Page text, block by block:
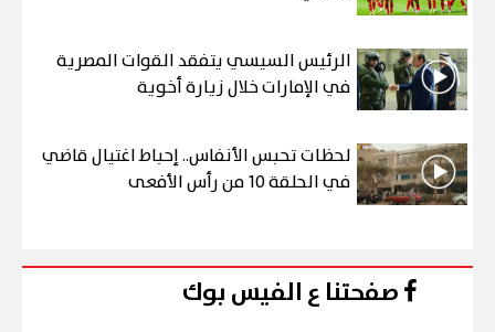
الرئيس السيسي يتفقد القوات المصرية
في الإمارات خلال زيارة أخوية
لحظات تحبس الأنفاس.. إحباط اغتيال قاضي
في الحلقة 10 من رأس الأفعى
صفحتنا ع الفيس بوك